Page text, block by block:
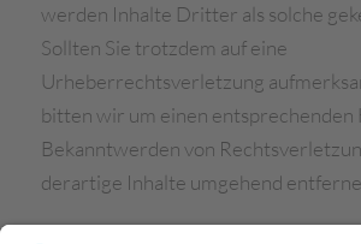
werden Inhalte Dritter als solche
Sollten Sie trotzdem auf eine
Urheberrechtsverletzung
bitten wir um einen entsprechenden
Bekanntwerden von
derartige Inhalte umgehend